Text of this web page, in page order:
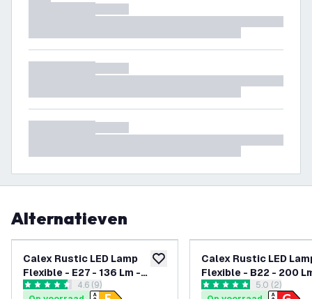
Alternatieven
toevoegen aan verlanglijst
Calex Rustic LED Lamp
Flexible - E27 - 136 Lm -
Titaniumreviews drawer openen
4.6 score sterren4.6 (9)
Calex Rustic LED
Flexible - B22 - 200
Goud
reviews
5 score sterren5.0 (2)